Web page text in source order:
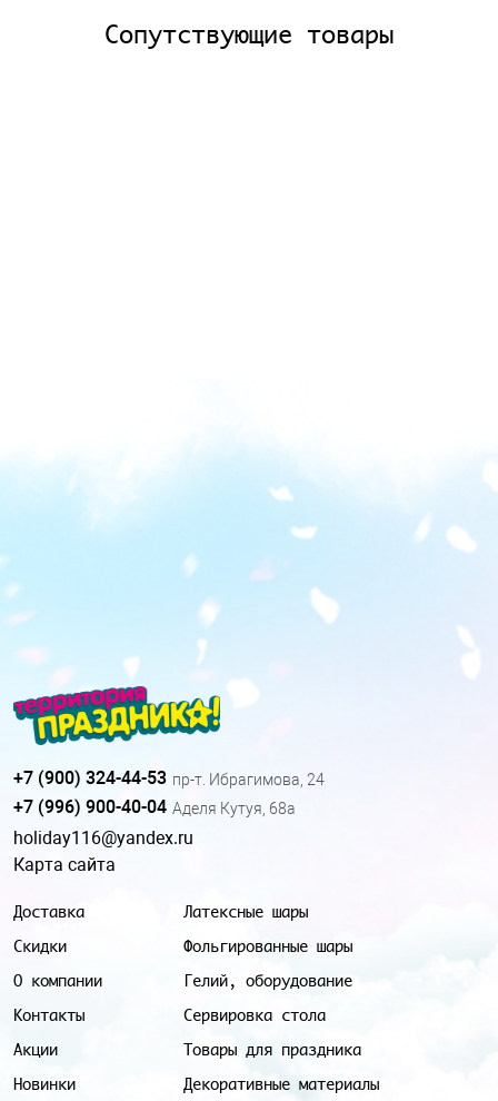
Сопутствующие товары
Доставка
Скидки
О компании
Контакты
Акции
Новинки
Латексные шары
Фольгированные шары
Гелий, оборудование
Сервировка стола
Товары для праздника
Декоративные материалы
+7 (900) 324-44-53 пр-т. Ибрагимова, 24
+7 (996) 900-40-04 Аделя Кутуя, 68а
holiday116@yandex.ru
Карта сайта